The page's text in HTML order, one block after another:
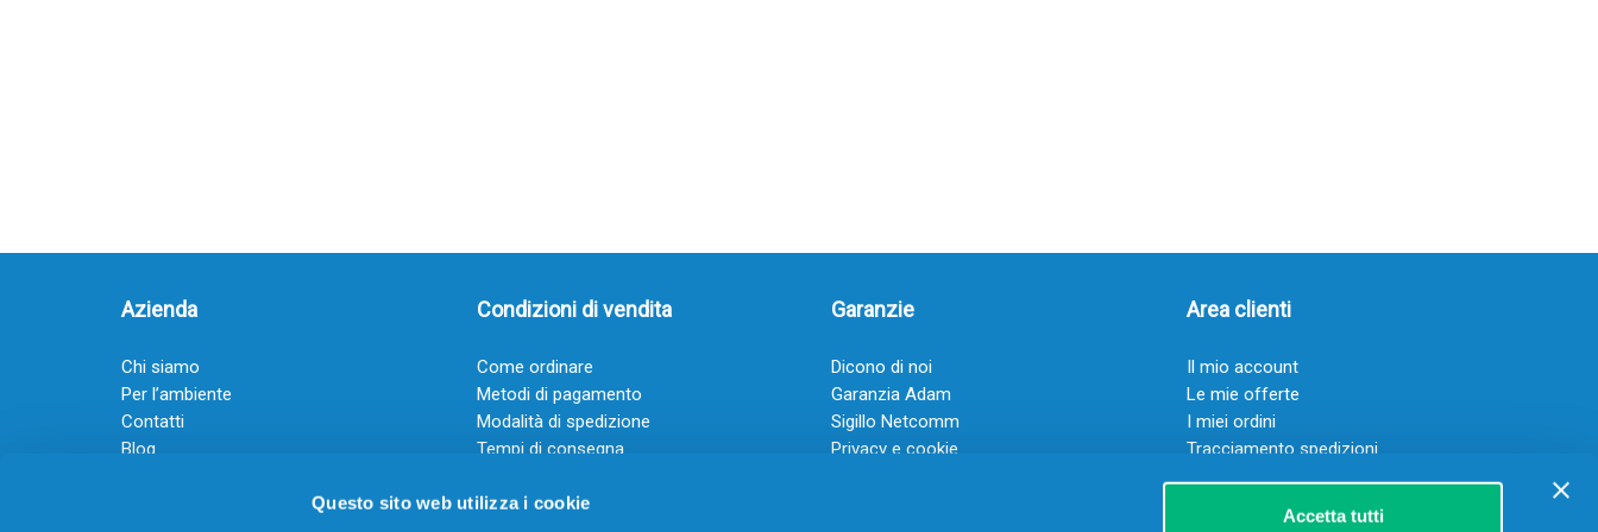
Questo sito web utilizza i cookie
Accetta tutti
Azienda
Chi siamo
Per l’ambiente
Contatti
Blog
Guadagna con il Dropship
Condizioni di vendita
Come ordinare
Metodi di pagamento
Modalità di spedizione
Tempi di consegna
Garanzie
Dicono di noi
Garanzia Adam
Sigillo Netcomm
Privacy e cookie
Area clienti
Il mio account
Le mie offerte
I miei ordini
Tracciamento spedizioni
Resi
Servizio clienti